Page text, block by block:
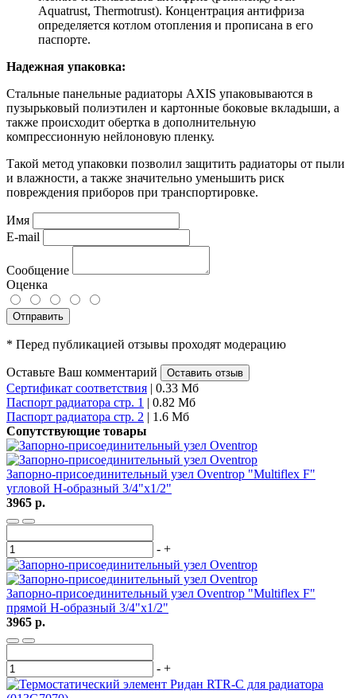
Aquatrust, Thermotrust). Концентрация антифриза
определяется котлом отопления и прописана в его
паспорте.
Надежная упаковка:
Стальные панельные радиаторы AXIS упаковываются в
пузырьковый полиэтилен и картонные боковые вкладыши, а
также происходит обертка в дополнительную
компрессионную нейлоновую пленку.
Такой метод упаковки позволил защитить радиаторы от пыли
и влажности, а также значительно уменьшить риск
повреждения приборов при транспортировке.
Имя
E-mail
Сообщение
Оценка
Отправить
* Перед публикацией отзывы проходят модерацию
Оставьте Ваш комментарий Оставить отзыв
Сертификат соответствия | 0.33 Мб
Паспорт радиатора стр. 1 | 0.82 Мб
Паспорт радиатора стр. 2 | 1.6 Мб
Сопутствующие товары
Запорно-присоединительный узел Oventrop "Multiflex F"
угловой H-образный 3/4"х1/2"
3965 р.
- +
Запорно-присоединительный узел Oventrop "Multiflex F"
прямой H-образный 3/4"х1/2"
3965 р.
- +